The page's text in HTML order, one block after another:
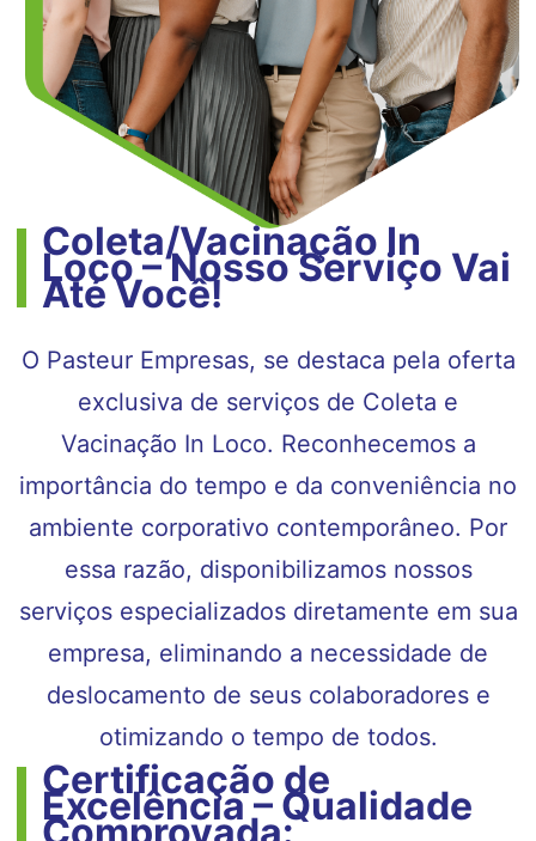
Coleta/Vacinação In
Loco – Nosso Serviço Vai
Até Você!
O Pasteur Empresas, se destaca pela oferta
exclusiva de serviços de Coleta e
Vacinação In Loco. Reconhecemos a
importância do tempo e da conveniência no
ambiente corporativo contemporâneo. Por
essa razão, disponibilizamos nossos
serviços especializados diretamente em sua
empresa, eliminando a necessidade de
deslocamento de seus colaboradores e
otimizando o tempo de todos.
Certificação de
Excelência – Qualidade